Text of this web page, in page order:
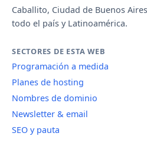
Caballito, Ciudad de Buenos
todo el país y Latinoamérica.
SECTORES DE ESTA WEB
Programación a medida
Planes de hosting
Nombres de dominio
Newsletter & email
SEO y pauta